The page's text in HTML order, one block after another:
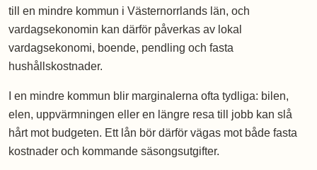
till en mindre kommun i Västernorrlands län, och
vardagsekonomin kan därför påverkas av lokal
vardagsekonomi, boende, pendling och fasta
hushållskostnader.
I en mindre kommun blir marginalerna ofta tydliga: bilen,
elen, uppvärmningen eller en längre resa till jobb kan slå
hårt mot budgeten. Ett lån bör därför vägas mot både fasta
kostnader och kommande säsongsutgifter.